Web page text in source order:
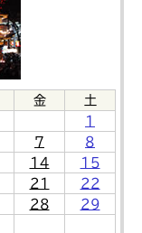
金
土
1
7
8
14
15
21
22
28
29